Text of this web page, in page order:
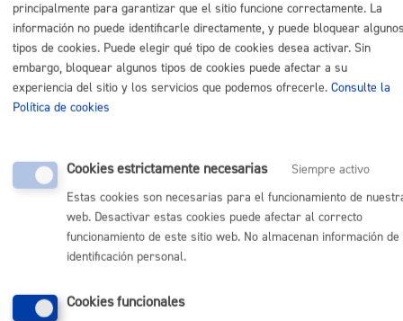
Documentos
010
(+34) 943 481 000
Buzón de la ciudadanía
Informar de un error en la web
Enlaces útiles
principalmente para garantizar que el sitio funcione correctamente. La
información no puede identificarle directamente, y puede bloquear
tipos de cookies. Puede elegir qué tipo de cookies desea activar. Sin
embargo, bloquear algunos tipos de cookies puede afectar a su
experiencia del sitio y los servicios que podemos ofrecerle. Consulte la
Política de cookies
Cookies estrictamente necesarias
Siempre activo
Estas cookies son necesarias para el funcionamiento de
web. Desactivar estas cookies puede afectar al correcto
funcionamiento de este sitio web. No almacenan información de
identificación personal.
Cookies funcionales